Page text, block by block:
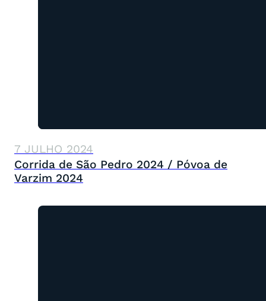
7 JULHO 2024
Corrida de São Pedro 2024 / Póvoa de
Varzim 2024